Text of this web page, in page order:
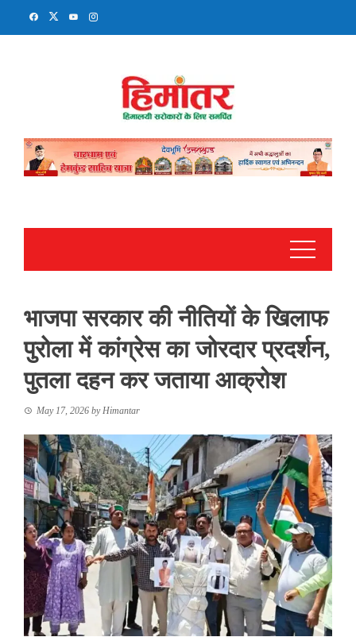
भाजपा सरकार की नीतियों के खिलाफ
पुरोला में कांग्रेस का जोरदार प्रदर्शन,
पुतला दहन कर जताया आक्रोश
May 17, 2026 byHimantar